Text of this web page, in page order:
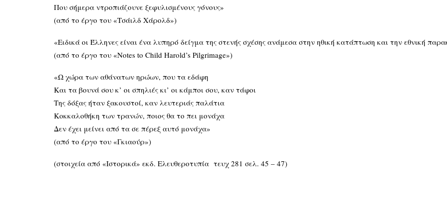
Που σήμερα ντροπιάζουνε ξεφυλισμένους γόνους»
(από το έργο του «Τσάιλδ Χάρολδ»)
«Ειδικά οι Έλληνες είναι ένα λυπηρό δείγμα της στενής σχέσης ανάμεσα στην ηθική κατάπτωση και την εθνική
(από το έργο του «Notes to Child Harold’s Pilgrimage»)
«Ω χώρα των αθάνατων ηρώων, που τα εδάφη
Και τα βουνά σου κ’ οι σπηλιές κι’ οι κάμποι σου, καν τάφοι
Της δόξας ήταν ξακουστοί, καν λευτεριάς παλάτια
Κοκκαλοθήκη των τρανών, ποιος θα το πει μονάχα
Δεν έχει μείνει από τα σε πέρεξ αυτό μονάχα»
(από το έργο του «Γκιαούρ»)
(στοιχεία από «Ιστορικά» εκδ. Ελευθεροτυπία τευχ 281 σελ. 45 – 47)